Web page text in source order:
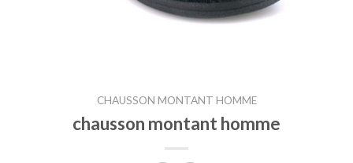
CHAUSSON MONTANT HOMME
chausson montant homme